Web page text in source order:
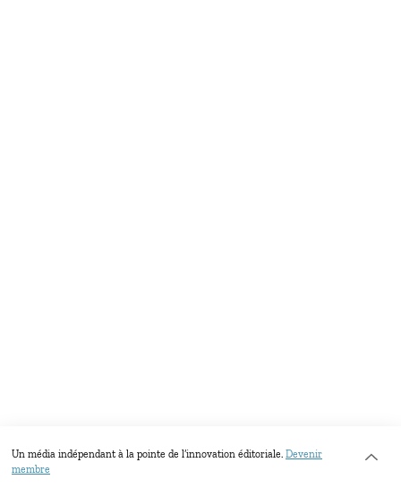
Un média indépendant à la pointe de l’innovation éditoriale. Devenir
membre